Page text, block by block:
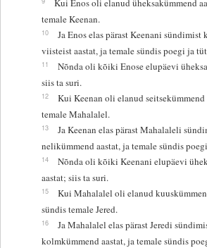
temale Keenan.
10
Ja Enos elas pärast Keenani sündimist
viisteist aastat, ja temale sündis poegi ja
11
Nõnda oli kõiki Enose elupäevi
siis ta suri.
12
Kui Keenan oli elanud seitsekümmend
temale Mahalalel.
13
Ja Keenan elas pärast Mahalaleli
nelikümmend aastat, ja temale sündis
14
Nõnda oli kõiki Keenani elupäevi
aastat; siis ta suri.
15
Kui Mahalalel oli elanud
sündis temale Jered.
16
Ja Mahalalel elas pärast Jeredi
kolmkümmend aastat, ja temale sündis